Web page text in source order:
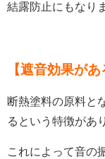
結露防止にもなり
【遮音効果があ
断熱塗料の原料と
るという特徴があ
これによって音の